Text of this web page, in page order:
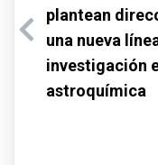
plantean
una nueva
investigación
astroquímica